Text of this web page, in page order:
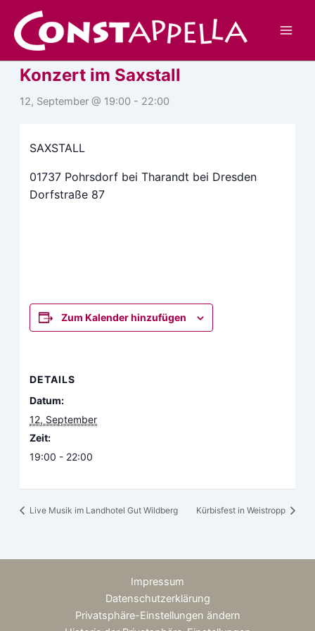
Inhalt
springen« Alle Veranstaltungen
Konzert im Saxstall
12, September @ 19:00 - 22:00
SAXSTALL
01737 Pohrsdorf bei Tharandt bei Dresden
Dorfstraße 87
Zum Kalender hinzufügen
DETAILS
Datum:
12, September
Zeit:
19:00 - 22:00
Live Musik im Landhotel Gut Wildberg Kürbisfest in Weistropp
Impressum
Datenschutzerklärung
Privatsphäre-Einstellungen ändern